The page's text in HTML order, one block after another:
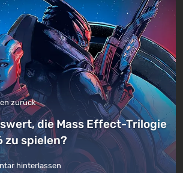
zurück
die Mass Effect-Trilogie
zu spielen?
hinterlassen